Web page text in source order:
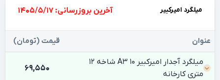
میلگرد امیرکبیر بروزرسانی: 1405/5/17
عنوان قیمت (تومان)
میلگرد آجدار امیرکبیر 10 A3 شاخه 12
متری کارخانه
69,550